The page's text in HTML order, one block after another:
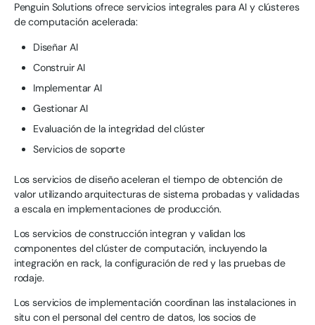
Penguin Solutions ofrece servicios integrales para AI y clústeres
de computación acelerada:
Diseñar AI
Construir AI
Implementar AI
Gestionar AI
Evaluación de la integridad del clúster
Servicios de soporte
Los servicios de diseño aceleran el tiempo de obtención de
valor utilizando arquitecturas de sistema probadas y validadas
a escala en implementaciones de producción.
Los servicios de construcción integran y validan los
componentes del clúster de computación, incluyendo la
integración en rack, la configuración de red y las pruebas de
rodaje.
Los servicios de implementación coordinan las instalaciones in
situ con el personal del centro de datos, los socios de